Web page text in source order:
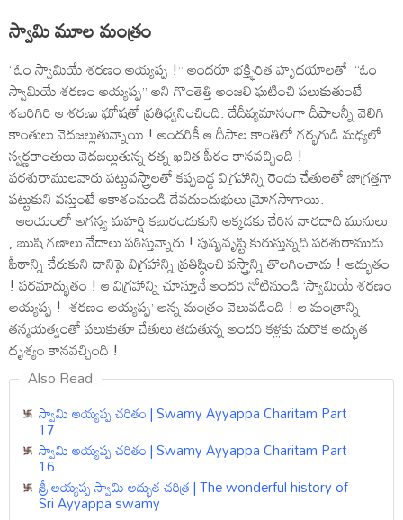
స్వామి మూల మంత్రం
‘‘ఓం స్వామియే శరణం అయ్యప్ప !’’ అందరూ భక్త్భిరిత హృదయాలతో ‘‘ఓం
స్వామియే శరణం అయ్యప్ప’’ అని గొంతెత్తి అంజలి ఘటించి పలుకుతుంటే
శబరిగిరి ఆ శరణు ఘోషతో ప్రతిధ్వనించింది. దేదీప్యమానంగా దీపాలన్నీ వెలిగి
కాంతులు వెదజల్లుతున్నాయి ! అందరికీ ఆ దీపాల కాంతిలో గర్భగుడి మధ్యలో
స్వర్ణకాంతులు వెదజల్లుతున్న రత్న ఖచిత పీఠం కానవచ్చింది !
పరశురాములవారు పట్టువస్త్రాలతో కప్పబడ్డ విగ్రహాన్ని రెండు చేతులతో జాగ్రత్తగా
పట్టుకుని వస్తుంటే ఆకాశంనుండి దేవదుందుభులు మ్రోగసాగాయి.
ఆలయంలో అగస్త్య మహర్షి కబురందుకుని అక్కడకు చేరిన నారదాది మునులు
, ఋషి గణాలు వేదాలు పఠిస్తున్నారు ! పుష్పవృష్టి కురుస్తున్నది పరశురాముడు
పీఠాన్ని చేరుకుని దానిపై విగ్రహాన్ని ప్రతిష్ఠించి వస్త్రాన్ని తొలగించాడు ! అద్భుతం
! పరమాద్భుతం ! ఆ విగ్రహాన్ని చూస్తూనే అందరి నోటినుండి ‘స్వామియే శరణం
అయ్యప్ప ! శరణం అయ్యప్ప’ అన్న మంత్రం వెలువడింది ! ఆ మంత్రాన్ని
తన్మయత్వంతో పలుకుతూ చేతులు తడుతున్న అందరి కళ్లకు మరొక అద్భుత
దృశ్యం కానవచ్చింది !
Also Read
స్వామి అయ్యప్ప చరితం | Swamy Ayyappa Charitam Part
17
స్వామి అయ్యప్ప చరితం | Swamy Ayyappa Charitam Part
16
శ్రీ అయ్యప్ప స్వామి అద్భుత చరిత్ర | The wonderful history of
Sri Ayyappa swamy